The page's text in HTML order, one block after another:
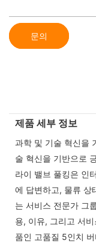
문의
제품 세부 정보
과학 및 기술 혁신을
술 혁신을 기반으로
라이 밸브 풀킹은 인
에 답변하고, 물류 상
는 서비스 전문가 그
용, 이유, 그리고 서
품인 고품질 5인치